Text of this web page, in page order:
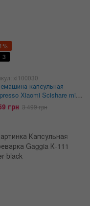
3
xi100030
капсульная
Xiaomi Scishare mini
грн 3 499 грн